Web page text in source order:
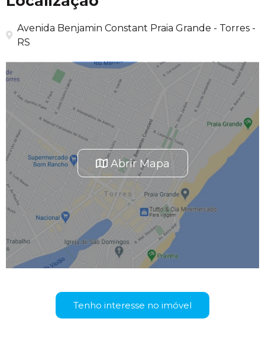
Avenida Benjamin Constant Praia Grande - Torres -
RS
Abrir Mapa
Tenho interesse no imóvel